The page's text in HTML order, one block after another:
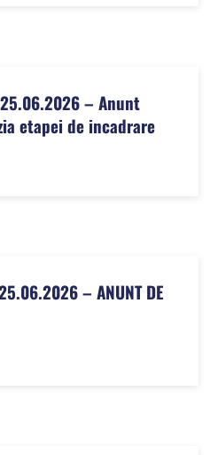
– Anunt
etapei de incadrare
– ANUNT DE